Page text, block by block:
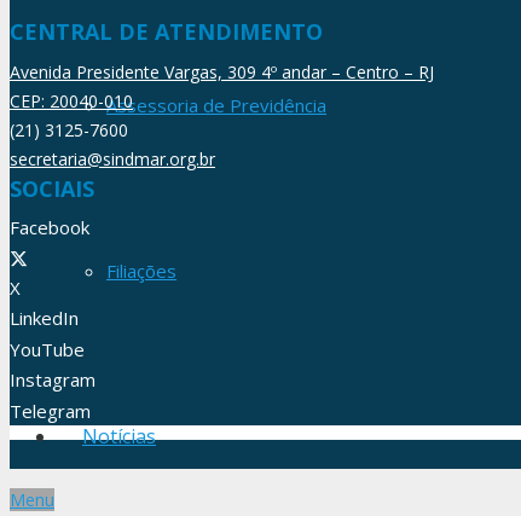
Assessoria de Previdência
Filiações
Notícias
CENTRAL DE ATENDIMENTO
Avenida Presidente Vargas, 309 4º andar – Centro – RJ
CEP: 20040-010
(21) 3125-7600
secretaria@sindmar.org.br
SOCIAIS
Facebook
X
LinkedIn
YouTube
Instagram
Telegram
Menu